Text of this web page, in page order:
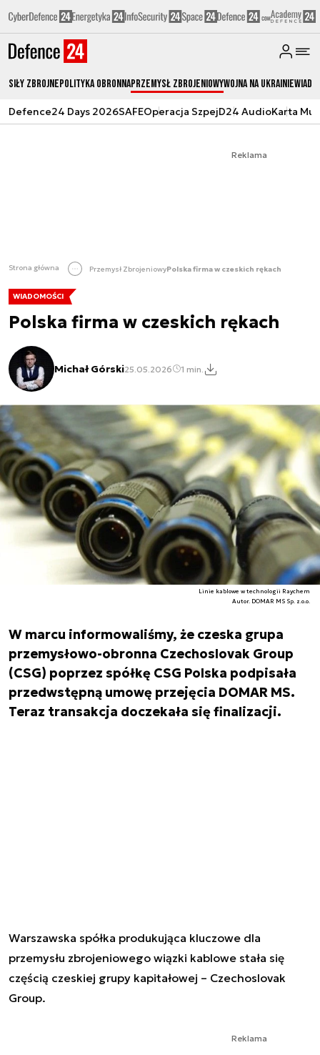
Siły zbrojnePolityka obronnaPrzemysł ZbrojeniowyWojna na Ukrainie
Defence24 Days 2026SAFEOperacja SzpejD24 AudioKarta
Reklama
Strona główna Przemysł ZbrojeniowyPolska firma w czeskich rękach
WIADOMOŚCI
Polska firma w czeskich rękach
Michał Górski25.05.2026 1 min.
Linie kablowe w technologii Raychem
Autor. DOMAR MS Sp. z.o.o.
W marcu informowaliśmy, że czeska grupa
przemysłowo-obronna Czechoslovak Group
(CSG) poprzez spółkę CSG Polska podpisała
przedwstępną umowę przejęcia DOMAR MS.
Teraz transakcja doczekała się finalizacji.
Warszawska spółka produkująca kluczowe dla
przemysłu zbrojeniowego wiązki kablowe stała się
częścią czeskiej grupy kapitałowej – Czechoslovak
Group.
Reklama